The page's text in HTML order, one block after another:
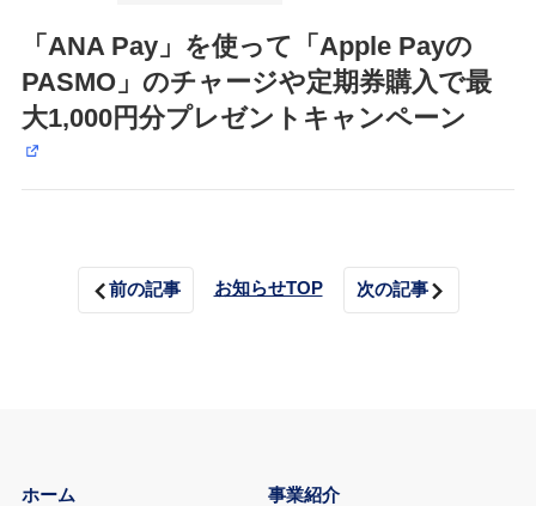
「ANA Pay」を使って「Apple Payの
PASMO」のチャージや定期券購入で最
大1,000円分プレゼントキャンペーン
前の記事 お知らせTOP 次の記事
ホーム 事業紹介